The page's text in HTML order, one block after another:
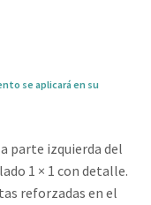
se aplicará en su
parte izquierda del
1 × 1 con detalle.
reforzadas en el